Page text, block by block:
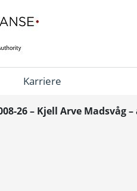
Karriere
26 – Kjell Arve Madsvåg